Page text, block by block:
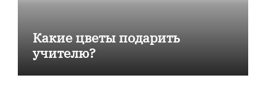
Какие цветы подарить
учителю?